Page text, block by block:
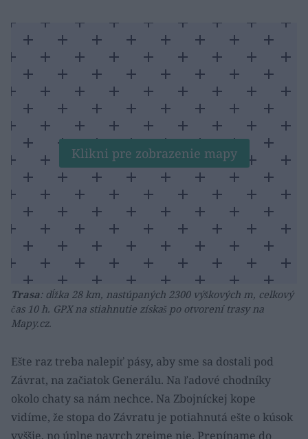
Klikni pre zobrazenie mapy
Trasa: dĺžka 28 km, nastúpaných 2300 výškových m, celkový
čas 10 h. GPX na stiahnutie získaš po otvorení trasy na
Mapy.cz.
Ešte raz treba nalepiť pásy, aby sme sa dostali pod
Závrat, na začiatok Generálu. Na ľadové chodníky
okolo chaty sa nám nechce. Na Zbojníckej kope
vidíme, že stopa do Závratu je potiahnutá ešte o kúsok
vyššie, no úplne navrch zrejme nie. Prepíname do